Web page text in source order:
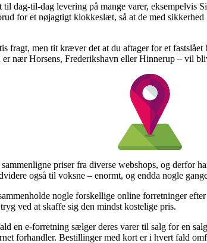
til dag-til-dag levering på mange varer, eksempelvis
for et nøjagtigt klokkeslæt, så at de med
fragt, men tit kræver det at du aftager for et
nær Horsens, Frederikshavn eller Hinnerup – vil
priser fra diverse webshops, og derfor
også til voksne – enormt, og endda nogle
nogle forskellige online forretninger
ved at skaffe sig den mindst kostelige pris.
en e-forretning sælger deres varer til salg for en
forhandler. Bestillinger med kort er i hvert fald